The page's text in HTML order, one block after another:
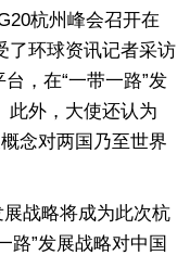
杭州峰会召开在
了环球资讯记者采访
，在“一带一路”发
此外，大使还认为
念对两国乃至世界
战略将成为此次杭
路”发展战略对中国